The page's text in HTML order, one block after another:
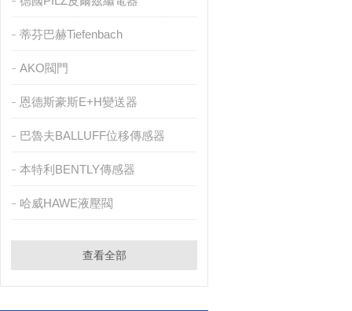
蒂芬巴赫Tiefenbach
AKO閥門
恩德斯豪斯E+H變送器
巴魯夫BALLUFF位移傳感器
本特利BENTLY傳感器
哈威HAWE液壓閥
查看全部